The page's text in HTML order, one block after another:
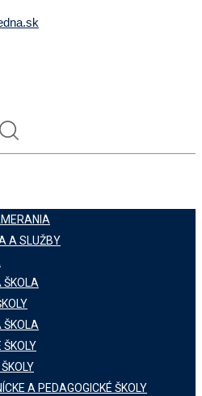
A SLUŽBY
ŠKOLA
ŠKOLY
A PEDAGOGICKÉ ŠKOLY